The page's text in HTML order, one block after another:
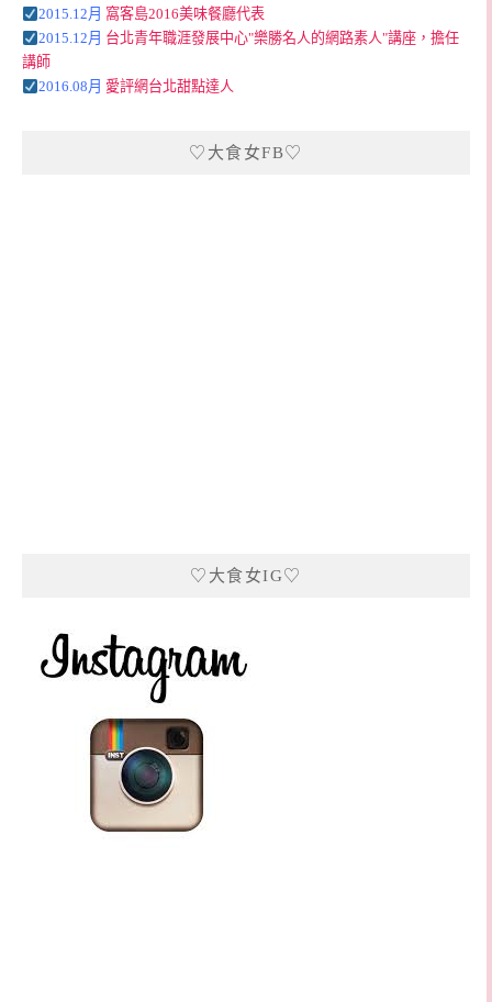
2015.12月 窩客島2016美味餐廳代表
2015.12月 台北青年職涯發展中心"樂勝名人的網路素人"講座，擔任
講師
2016.08月 愛評網台北甜點達人
♡大食女FB♡
♡大食女IG♡